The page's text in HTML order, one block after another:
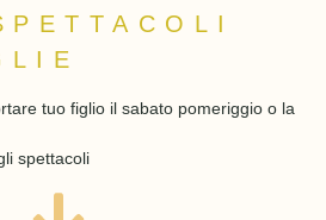
tuo figlio il sabato pomeriggio o la
spettacoli